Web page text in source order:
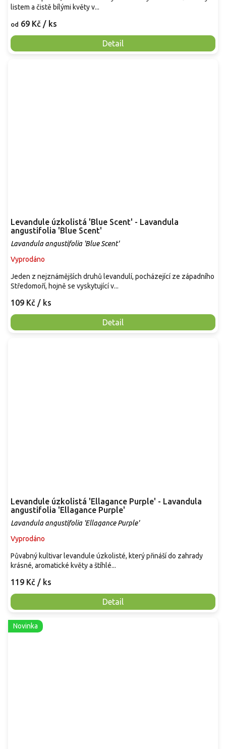
od 69 Kč / ks
Detail
listem a čistě bílými květy v...
Levandule úzkolistá 'Blue Scent' - Lavandula
angustifolia 'Blue Scent'
Lavandula angustifolia 'Blue Scent'
Vyprodáno
109 Kč / ks
Detail
Jeden z nejznámějších druhů levandulí, pocházející ze západního
Středomoří, hojně se vyskytující v...
Levandule úzkolistá 'Ellagance Purple' - Lavandula
angustifolia 'Ellagance Purple'
Lavandula angustifolia 'Ellagance Purple'
Vyprodáno
119 Kč / ks
Detail
Půvabný kultivar levandule úzkolisté, který přináší do zahrady
krásné, aromatické květy a štíhlé...
Novinka